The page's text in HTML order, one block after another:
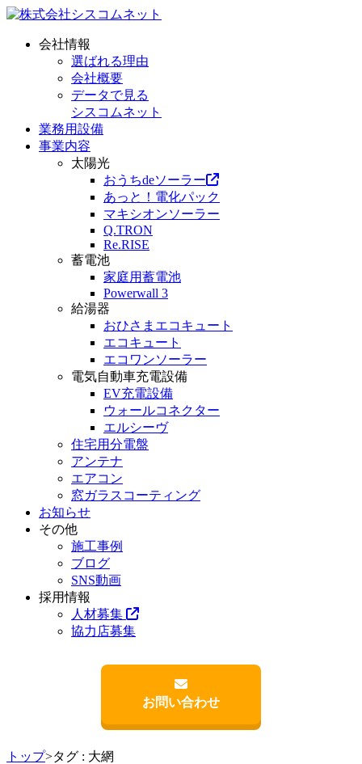
会社情報
選ばれる理由
会社概要
データで見る
シスコムネット
業務用設備
事業内容
太陽光
おうちdeソーラー
あっと！電化パック
マキシオンソーラー
Q.TRON
Re.RISE
蓄電池
家庭用蓄電池
Powerwall 3
給湯器
おひさまエコキュート
エコキュート
エコワンソーラー
電気自動車充電設備
EV充電設備
ウォールコネクター
エルシーヴ
住宅用分電盤
アンテナ
エアコン
窓ガラスコーティング
お知らせ
その他
施工事例
ブログ
SNS動画
採用情報
人材募集
協力店募集
お問い合わせ
トップ>タグ : 大網